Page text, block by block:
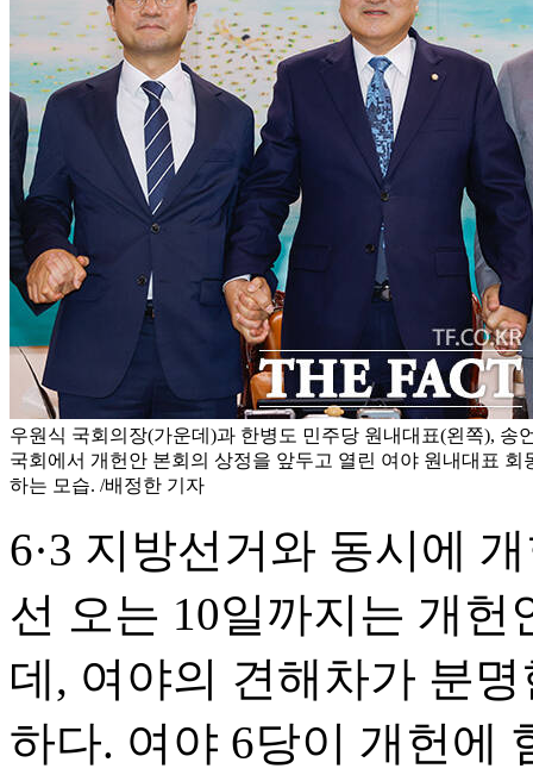
우원식 국회의장(가운데)과 한병도 민주당 원내대표(왼쪽), 송
국회에서 개헌안 본회의 상정을 앞두고 열린 여야 원내대표
하는 모습. /배정한 기자
6·3 지방선거와 동시에
선 오는 10일까지는 개
데, 여야의 견해차가 분
하다. 여야 6당이 개헌에